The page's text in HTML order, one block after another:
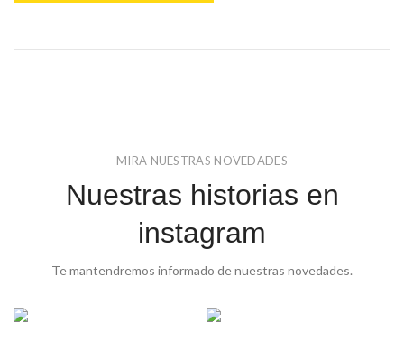
MIRA NUESTRAS NOVEDADES
Nuestras historias en
instagram
Te mantendremos informado de nuestras novedades.